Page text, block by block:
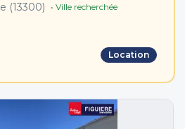
(13300) • Ville recherchée
Location